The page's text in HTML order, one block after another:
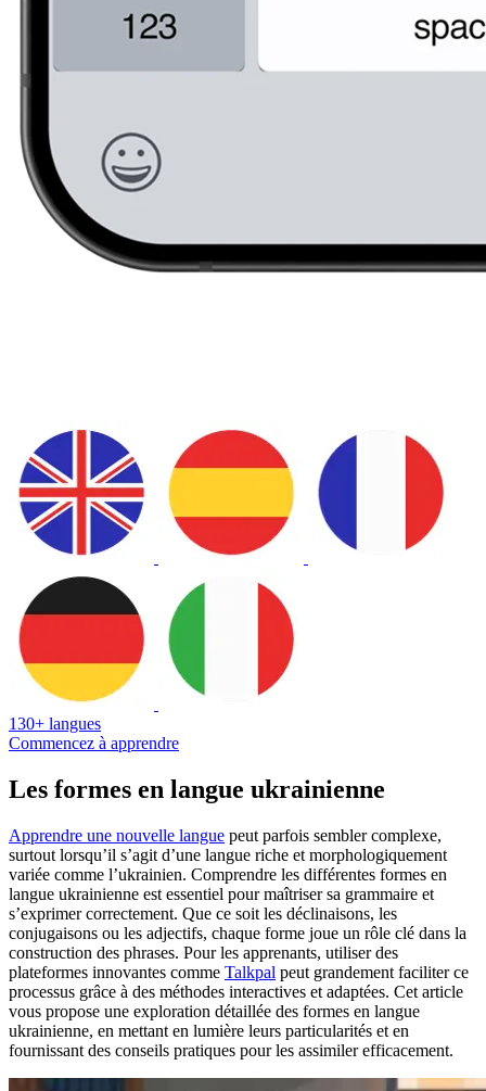
130+ langues
Commencez à apprendre
Les formes en langue ukrainienne
Apprendre une nouvelle langue peut parfois sembler complexe,
surtout lorsqu’il s’agit d’une langue riche et morphologiquement
variée comme l’ukrainien. Comprendre les différentes formes en
langue ukrainienne est essentiel pour maîtriser sa grammaire et
s’exprimer correctement. Que ce soit les déclinaisons, les
conjugaisons ou les adjectifs, chaque forme joue un rôle clé dans la
construction des phrases. Pour les apprenants, utiliser des
plateformes innovantes comme Talkpal peut grandement faciliter ce
processus grâce à des méthodes interactives et adaptées. Cet article
vous propose une exploration détaillée des formes en langue
ukrainienne, en mettant en lumière leurs particularités et en
fournissant des conseils pratiques pour les assimiler efficacement.